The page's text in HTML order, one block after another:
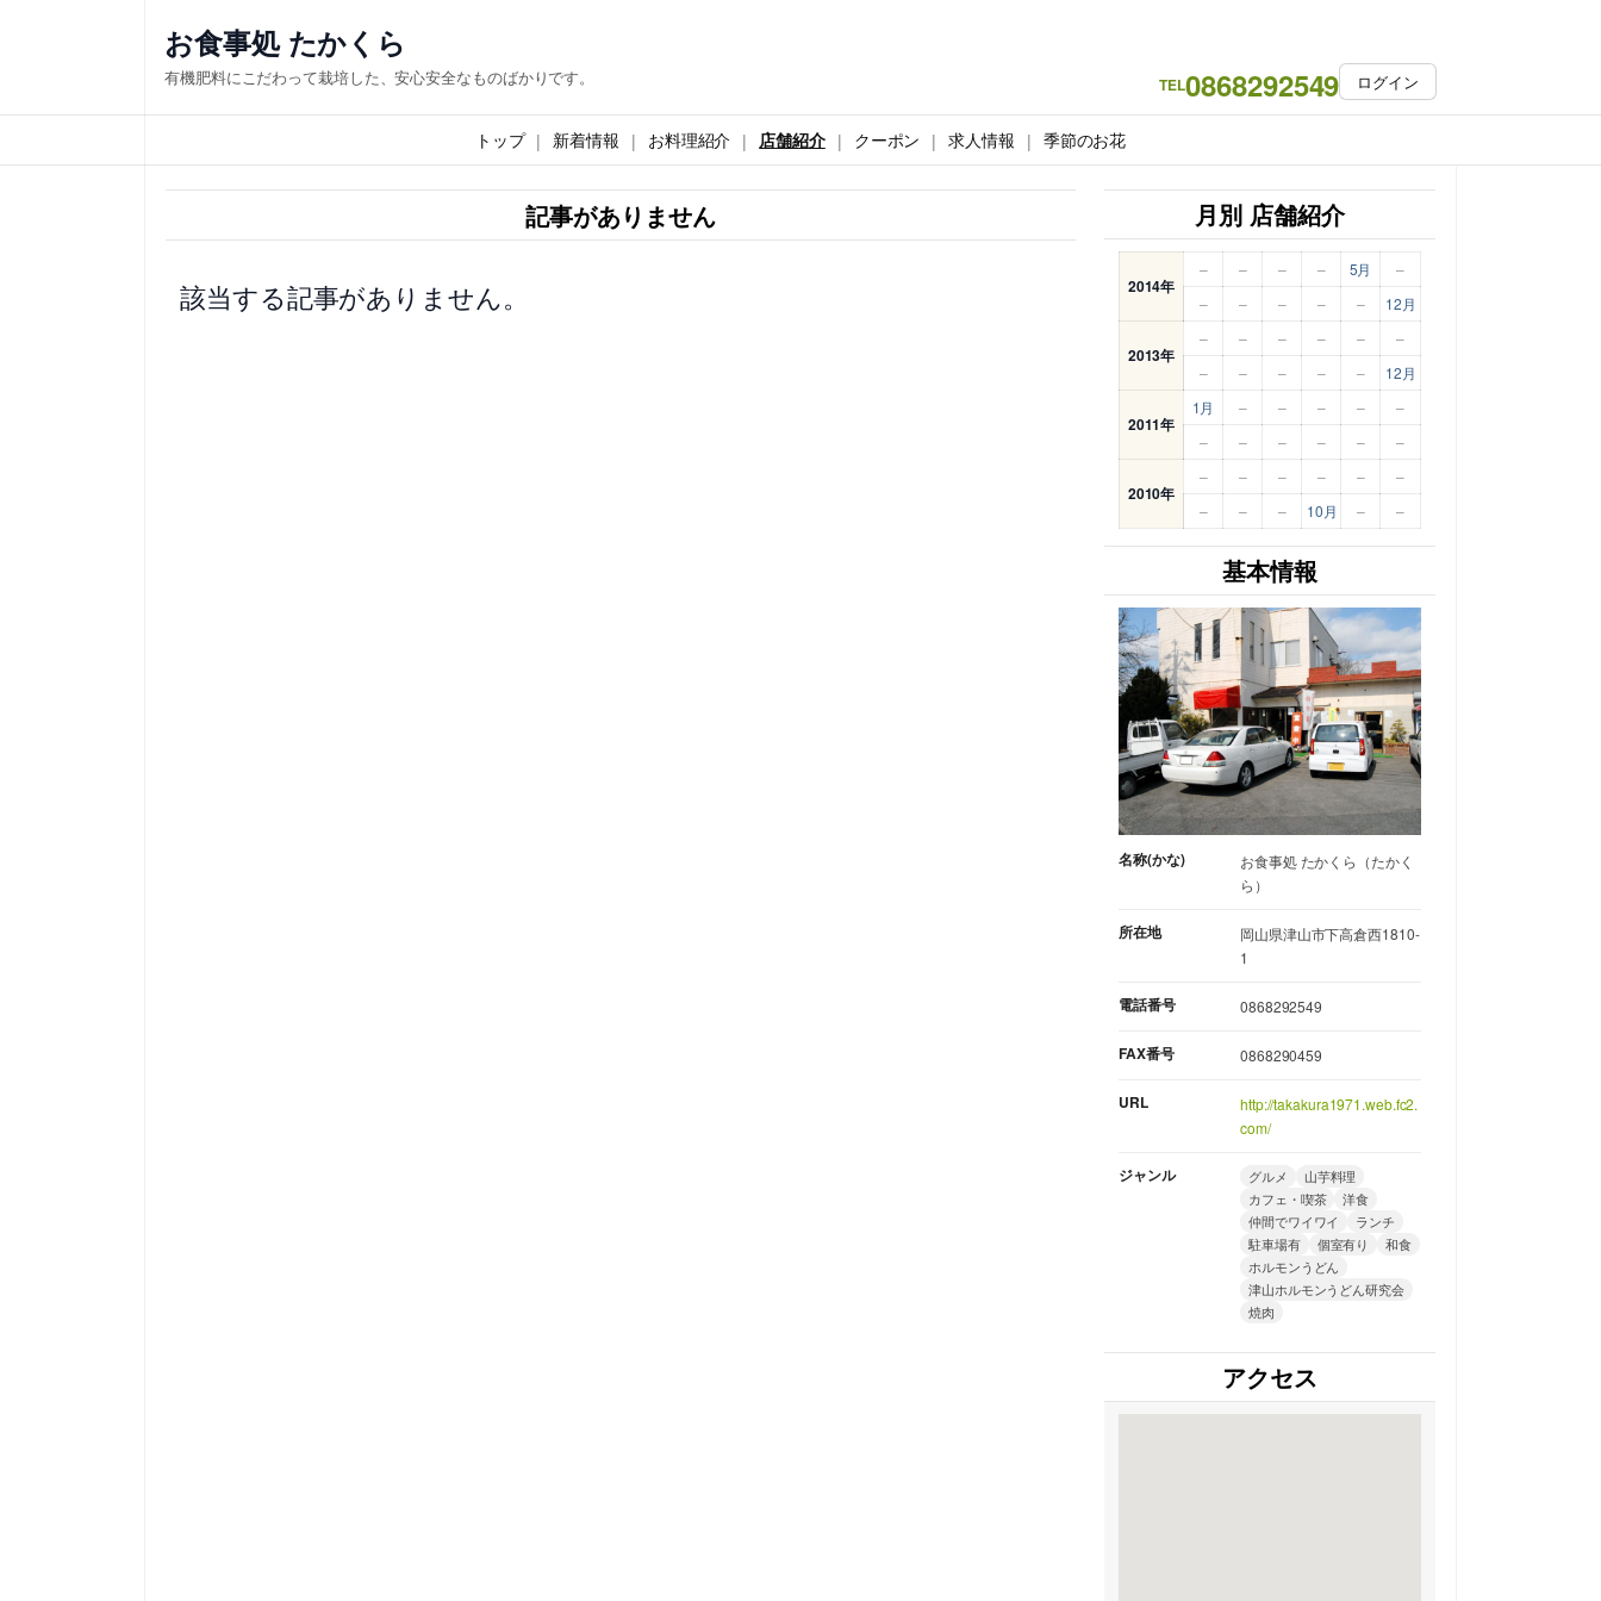
ス
キ
お食事処 たかくら
有機肥料にこだわって栽培した、安心安全なものばかりです。 TEL0868292549 ログイン
トップ 新着情報 お料理紹介 店舗紹介 クーポン 求人情報 季節のお花
記事がありません
該当する記事がありません。
月別 店舗紹介
2014年
– – – – 5月
–
–
– – – – 12月
2013年
– – – – –
–
–
– – – – 12月
2011年
1月 – – – –
–
–
– – – – –
2010年
– – – – –
–
–
– – 10月 – –
基本情報
名称(かな)
お食事処 たかくら（たかく
ら）
所在地
岡山県津山市下高倉西1810-
1
電話番号 0868292549
FAX番号 0868290459
URL
http://takakura1971.web.fc2.
com/
ジャンル グルメ
山芋料理
カフェ・喫茶
洋食
仲間でワイワイ
ランチ
駐車場有
個室有り
和食
ホルモンうどん
津山ホルモンうどん研究会
焼肉
アクセス